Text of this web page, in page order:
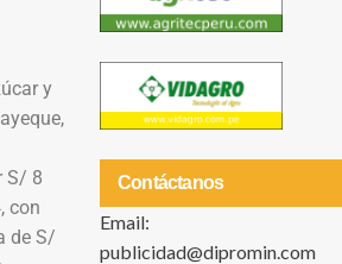
y
S/ 8
con
de S/
Contáctanos
Email:
publicidad@dipromin.com